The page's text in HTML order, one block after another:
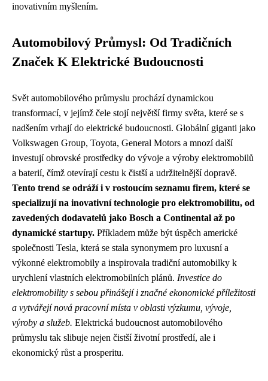
inovativním myšlením.
Automobilový Průmysl: Od Tradičních
Značek K Elektrické Budoucnosti
Svět automobilového průmyslu prochází dynamickou
transformací, v jejímž čele stojí největší firmy světa, které se s
nadšením vrhají do elektrické budoucnosti. Globální giganti jako
Volkswagen Group, Toyota, General Motors a mnozí další
investují obrovské prostředky do vývoje a výroby elektromobilů
a baterií, čímž otevírají cestu k čistší a udržitelnější dopravě.
Tento trend se odráží i v rostoucím seznamu firem, které se
specializují na inovativní technologie pro elektromobilitu, od
zavedených dodavatelů jako Bosch a Continental až po
dynamické startupy. Příkladem může být úspěch americké
společnosti Tesla, která se stala synonymem pro luxusní a
výkonné elektromobily a inspirovala tradiční automobilky k
urychlení vlastních elektromobilních plánů. Investice do
elektromobility s sebou přinášejí i značné ekonomické příležitosti
a vytvářejí nová pracovní místa v oblasti výzkumu, vývoje,
výroby a služeb. Elektrická budoucnost automobilového
průmyslu tak slibuje nejen čistší životní prostředí, ale i
ekonomický růst a prosperitu.